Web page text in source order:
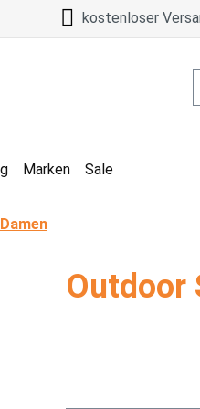
kostenloser
Marken Sale
Outdoor